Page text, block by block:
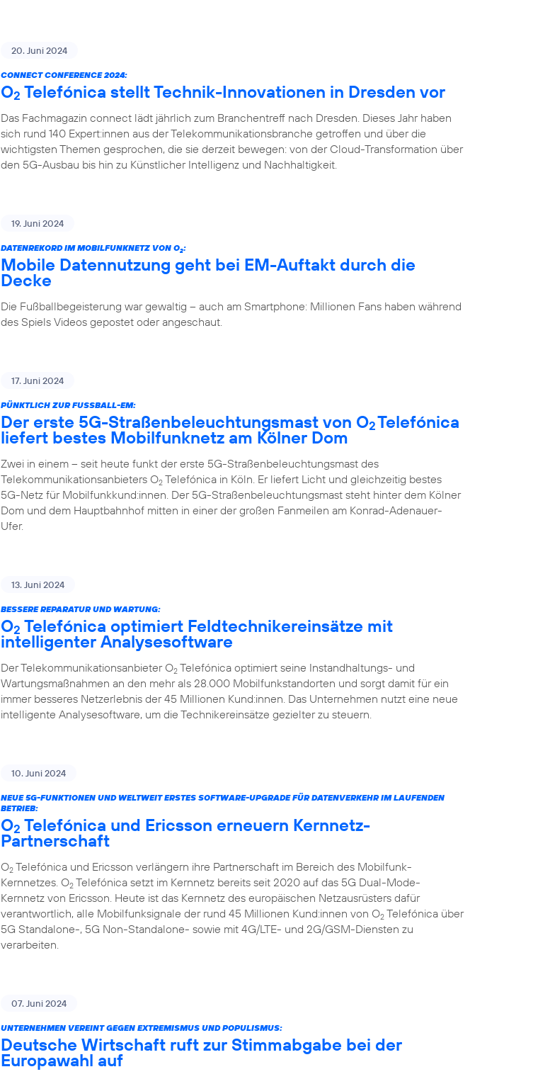
20. Juni 2024
CONNECT CONFERENCE 2024:
O2 Telefónica stellt Technik-Innovationen in Dresden vor
Das Fachmagazin connect lädt jährlich zum Branchentreff nach Dresden. Dieses Jahr haben
sich rund 140 Expert:innen aus der Telekommunikationsbranche getroffen und über die
wichtigsten Themen gesprochen, die sie derzeit bewegen: von der Cloud-Transformation über
den 5G-Ausbau bis hin zu Künstlicher Intelligenz und Nachhaltigkeit.
19. Juni 2024
DATENREKORD IM MOBILFUNKNETZ VON O2:
Mobile Datennutzung geht bei EM-Auftakt durch die
Decke
Die Fußballbegeisterung war gewaltig – auch am Smartphone: Millionen Fans haben während
des Spiels Videos gepostet oder angeschaut.
17. Juni 2024
PÜNKTLICH ZUR FUSSBALL-EM:
Der erste 5G-Straßenbeleuchtungsmast von O2Telefónica
liefert bestes Mobilfunknetz am Kölner Dom
Zwei in einem – seit heute funkt der erste 5G-Straßenbeleuchtungsmast des
Telekommunikationsanbieters O2 Telefónica in Köln. Er liefert Licht und gleichzeitig bestes
5G-Netz für Mobilfunkkund:innen. Der 5G-Straßenbeleuchtungsmast steht hinter dem Kölner
Dom und dem Hauptbahnhof mitten in einer der großen Fanmeilen am Konrad-Adenauer-
Ufer.
13. Juni 2024
BESSERE REPARATUR UND WARTUNG:
O2 Telefónica optimiert Feldtechnikereinsätze mit
intelligenter Analysesoftware
Der Telekommunikationsanbieter O2 Telefónica optimiert seine Instandhaltungs- und
Wartungsmaßnahmen an den mehr als 28.000 Mobilfunkstandorten und sorgt damit für ein
immer besseres Netzerlebnis der 45 Millionen Kund:innen. Das Unternehmen nutzt eine neue
intelligente Analysesoftware, um die Technikereinsätze gezielter zu steuern.
10. Juni 2024
NEUE 5G-FUNKTIONEN UND WELTWEIT ERSTES SOFTWARE-UPGRADE FÜR DATENVERKEHR IM LAUFENDEN
BETRIEB:
O2 Telefónica und Ericsson erneuern Kernnetz-
Partnerschaft
O2 Telefónica und Ericsson verlängern ihre Partnerschaft im Bereich des Mobilfunk-
Kernnetzes. O2 Telefónica setzt im Kernnetz bereits seit 2020 auf das 5G Dual-Mode-
Kernnetz von Ericsson. Heute ist das Kernnetz des europäischen Netzausrüsters dafür
verantwortlich, alle Mobilfunksignale der rund 45 Millionen Kund:innen von O2 Telefónica über
5G Standalone-, 5G Non-Standalone- sowie mit 4G/LTE- und 2G/GSM-Diensten zu
verarbeiten.
07. Juni 2024
UNTERNEHMEN VEREINT GEGEN EXTREMISMUS UND POPULISMUS:
Deutsche Wirtschaft ruft zur Stimmabgabe bei der
Europawahl auf